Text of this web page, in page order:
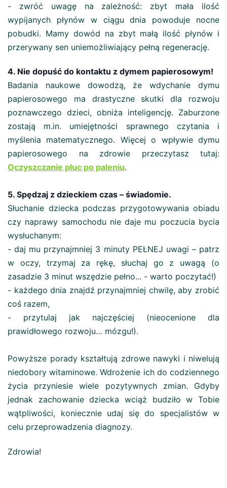
- zwróć uwagę na zależność: zbyt mała ilość
wypijanych płynów w ciągu dnia powoduje nocne
pobudki. Mamy dowód na zbyt małą ilość płynów i
przerywany sen uniemożliwiający pełną regenerację.
4. Nie dopuść do kontaktu z dymem papierosowym!
Badania naukowe dowodzą, że wdychanie dymu
papierosowego ma drastyczne skutki dla rozwoju
poznawczego dzieci, obniża inteligencję. Zaburzone
zostają m.in. umiejętności sprawnego czytania i
myślenia matematycznego. Więcej o wpływie dymu
papierosowego na zdrowie przeczytasz tutaj:
Oczyszczanie płuc po paleniu.
5. Spędzaj z dzieckiem czas – świadomie.
Słuchanie dziecka podczas przygotowywania obiadu
czy naprawy samochodu nie daje mu poczucia bycia
wysłuchanym:
- daj mu przynajmniej 3 minuty PEŁNEJ uwagi – patrz
w oczy, trzymaj za rękę, słuchaj go z uwagą (o
zasadzie 3 minut wszędzie pełno... - warto poczytać!)
- każdego dnia znajdź przynajmniej chwilę, aby zrobić
coś razem,
- przytulaj jak najczęściej (nieocenione dla
prawidłowego rozwoju… mózgu!).
Powyższe porady kształtują zdrowe nawyki i niwelują
niedobory witaminowe. Wdrożenie ich do codziennego
życia przyniesie wiele pozytywnych zmian. Gdyby
jednak zachowanie dziecka wciąż budziło w Tobie
wątpliwości, koniecznie udaj się do specjalistów w
celu przeprowadzenia diagnozy.
Zdrowia!